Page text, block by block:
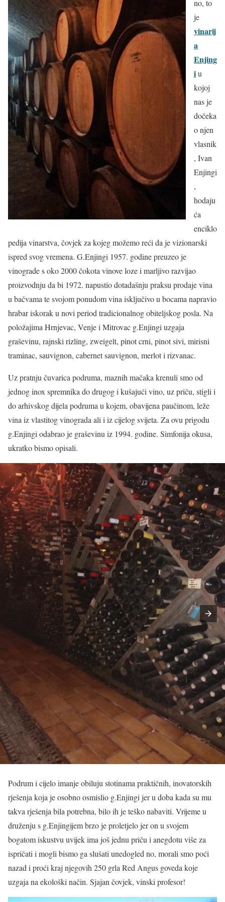
no, to
je
vinarij
a
Enjing
iu
kojoj
nas je
dočeka
o njen
vlasnik
, Ivan
Enjingi
,
hodaju
ća
enciklo
pedija vinarstva, čovjek za kojeg možemo reći da je vizionarski
ispred svog vremena. G.Enjingi 1957. godine preuzeo je
vinograde s oko 2000 čokota vinove loze i marljivo razvijao
proizvodnju da bi 1972. napustio dotadašnju praksu prodaje vina
u bačvama te svojom ponudom vina isključivo u bocama napravio
hrabar iskorak u novi period tradicionalnog obiteljskog posla. Na
položajima Hrnjevac, Venje i Mitrovac g.Enjingi uzgaja
graševinu, rajnski rizling, zweigelt, pinot crni, pinot sivi, mirisni
traminac, sauvignon, cabernet sauvignon, merlot i rizvanac.
Uz pratnju čuvarica podruma, maznih mačaka krenuli smo od
jednog inox spremnika do drugog i kušajući vino, uz priču, stigli i
do arhivskog dijela podruma u kojem, obavijena paučinom, leže
vina iz vlastitog vinograda ali i iz cijelog svijeta. Za ovu prigodu
g.Enjingi odabrao je graševinu iz 1994. godine. Simfonija okusa,
ukratko bismo opisali.
Podrum i cijelo imanje obiluju stotinama praktičnih, inovatorskih
rješenja koja je osobno osmislio g.Enjingi jer u doba kada su mu
takva rješenja bila potrebna, bilo ih je teško nabaviti. Vrijeme u
druženju s g.Enjingijem brzo je proletjelo jer on u svojem
bogatom iskustvu uvijek ima još jednu priču i anegdotu više za
ispričati i mogli bismo ga slušati unedogled no, morali smo poći
nazad i proći kraj njegovih 250 grla Red Angus goveda koje
uzgaja na ekološki način. Sjajan čovjek, vinski profesor!